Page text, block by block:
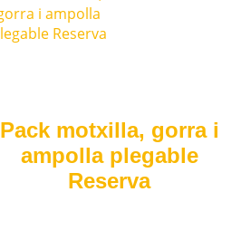
Pack motxilla, gorra i
ampolla plegable
Reserva